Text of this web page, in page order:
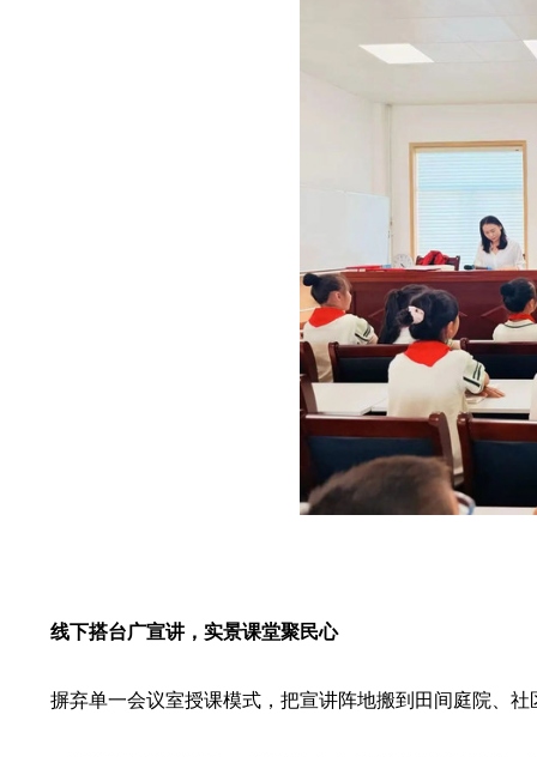
线下搭台广宣讲，实景课堂聚民心
摒弃单一会议室授课模式，把宣讲阵地搬到田间庭院、社